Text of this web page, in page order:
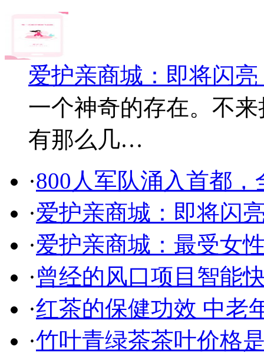
爱护亲商城：即将闪亮
一个神奇的存在。不
有那么几…
·800人军队涌入首都
·爱护亲商城：即将闪
·爱护亲商城：最受女
·曾经的风口项目智能
·红茶的保健功效 中老
·竹叶青绿茶茶叶价格